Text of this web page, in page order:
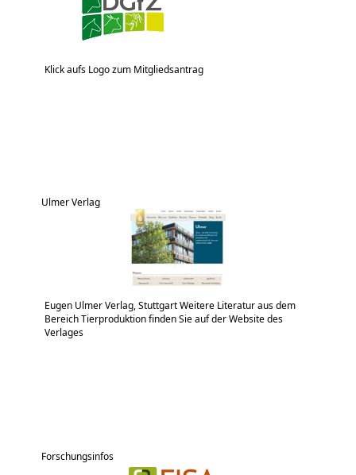
Klick aufs Logo zum Mitgliedsantrag
Ulmer Verlag
Eugen Ulmer Verlag, Stuttgart Weitere Literatur aus dem
Bereich Tierproduktion finden Sie auf der Website des
Verlages
Forschungsinfos